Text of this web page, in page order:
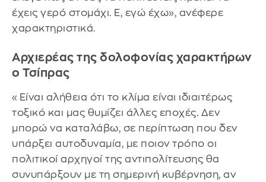
έχεις γερό στομάχι. Ε, εγώ έχω», ανέφερε
χαρακτηριστικά.
Αρχιερέας της δολοφονίας χαρακτήρων
ο Τσίπρας
«Είναι αλήθεια ότι το κλίμα είναι ιδιαιτέρως
τοξικό και μας θυμίζει άλλες εποχές. Δεν
μπορώ να καταλάβω, σε περίπτωση που δεν
υπάρξει αυτοδυναμία, με ποιον τρόπο οι
πολιτικοί αρχηγοί της αντιπολίτευσης θα
συνυπάρξουν με τη σημερινή κυβέρνηση, αν